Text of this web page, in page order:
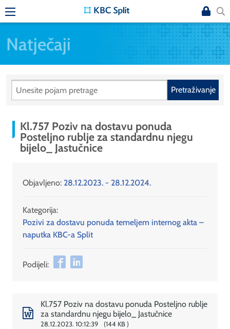
Natječaji
Pretraživanje
Kl.757 Poziv na dostavu ponuda
Posteljno rublje za standardnu njegu
bijelo_ Jastučnice
Objavljeno: 28.12.2023. - 28.12.2024.
Kategorija:
Pozivi za dostavu ponuda temeljem internog akta –
naputka KBC-a Split
Podijeli:
Kl.757 Poziv na dostavu ponuda Posteljno rublje
za standardnu njegu bijelo_ Jastučnice
28.12.2023. 10:12:39 144 KB